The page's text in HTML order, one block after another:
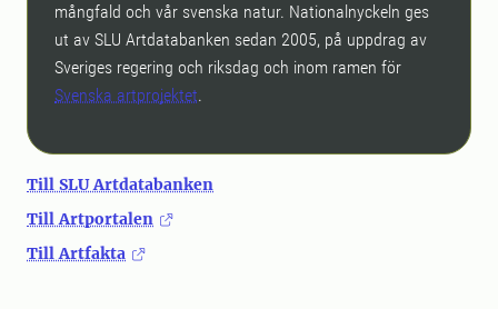
mångfald och vår svenska natur. Nationalnyckeln ges
ut av SLU Artdatabanken sedan 2005, på uppdrag av
Sveriges regering och riksdag och inom ramen för
Svenska artprojektet.
Till SLU Artdatabanken
Till Artportalen
Till Artfakta